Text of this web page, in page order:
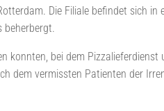
Die Filiale befindet sich in
beherbergt.
konnten, bei dem Pizzalieferdienst
dem vermissten Patienten der